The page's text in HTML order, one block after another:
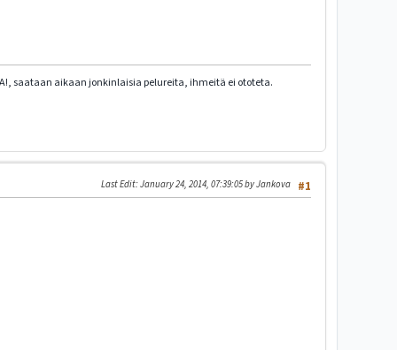
saataan aikaan jonkinlaisia pelureita, ihmeitä ei ototeta.
#1
Last Edit: January 24, 2014, 07:39:05 by Jankova